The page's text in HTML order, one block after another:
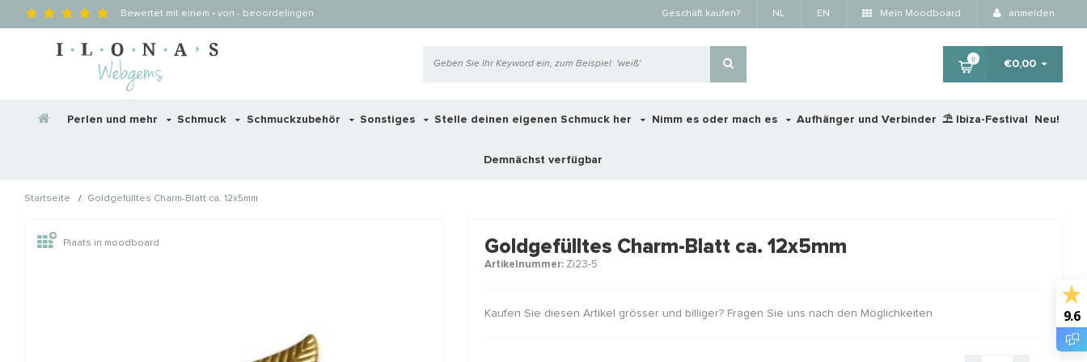
Bewertet mit einem - von - beoordelingen Geschäft kaufen? NL EN Mein Moodboard anmelden
0 €0,00
Perlen und mehr Schmuck Schmuckzubehör Sonstiges Stelle deinen eigenen Schmuck her Nimm es oder mach es Aufhänger und Verbinder ⛱️ Ibiza-Festival Neu!
Demnächst verfügbar
Startseite / Goldgefülltes Charm-Blatt ca. 12x5mm
Wellicht zijn deze producten ook interessant voor je?
Plaats in moodboard Goldgefülltes Charm-Blatt ca. 12x5mm
Artikelnummer:Zi23-5
Kaufen Sie diesen Artikel grösser und billiger? Fragen Sie uns nach den Möglichkeiten 9.6